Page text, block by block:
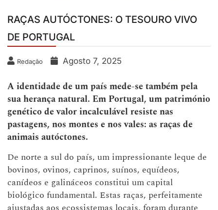
RAÇAS AUTÓCTONES: O TESOURO VIVO
DE PORTUGAL
Redação Agosto 7, 2025
A identidade de um país mede-se também pela
sua herança natural. Em Portugal, um património
genético de valor incalculável resiste nas
pastagens, nos montes e nos vales: as raças de
animais autóctones.
De norte a sul do país, um impressionante leque de
bovinos, ovinos, caprinos, suínos, equídeos,
canídeos e galináceos constitui um capital
biológico fundamental. Estas raças, perfeitamente